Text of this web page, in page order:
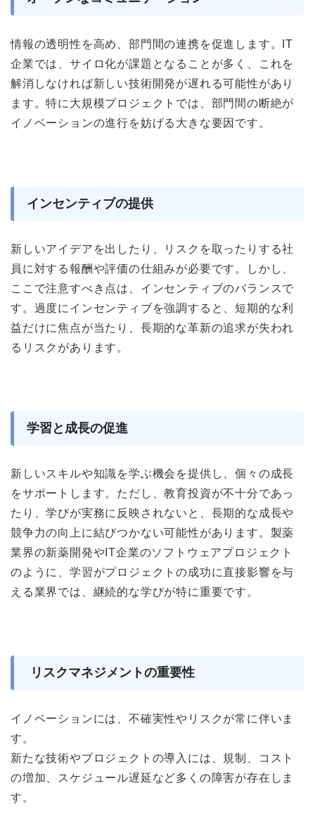
情報の透明性を高め、部門間の連携を促進します。IT
企業では、サイロ化が課題となることが多く、これを
解消しなければ新しい技術開発が遅れる可能性があり
ます。特に大規模プロジェクトでは、部門間の断絶が
イノベーションの進行を妨げる大きな要因です。
インセンティブの提供
新しいアイデアを出したり、リスクを取ったりする社
員に対する報酬や評価の仕組みが必要です。しかし、
ここで注意すべき点は、インセンティブのバランスで
す。過度にインセンティブを強調すると、短期的な利
益だけに焦点が当たり、長期的な革新の追求が失われ
るリスクがあります。
学習と成長の促進
新しいスキルや知識を学ぶ機会を提供し、個々の成長
をサポートします。ただし、教育投資が不十分であっ
たり、学びが実務に反映されないと、長期的な成長や
競争力の向上に結びつかない可能性があります。製薬
業界の新薬開発やIT企業のソフトウェアプロジェクト
のように、学習がプロジェクトの成功に直接影響を与
える業界では、継続的な学びが特に重要です。
リスクマネジメントの重要性
イノベーションには、不確実性やリスクが常に伴いま
す。
新たな技術やプロジェクトの導入には、規制、コスト
の増加、スケジュール遅延など多くの障害が存在しま
す。